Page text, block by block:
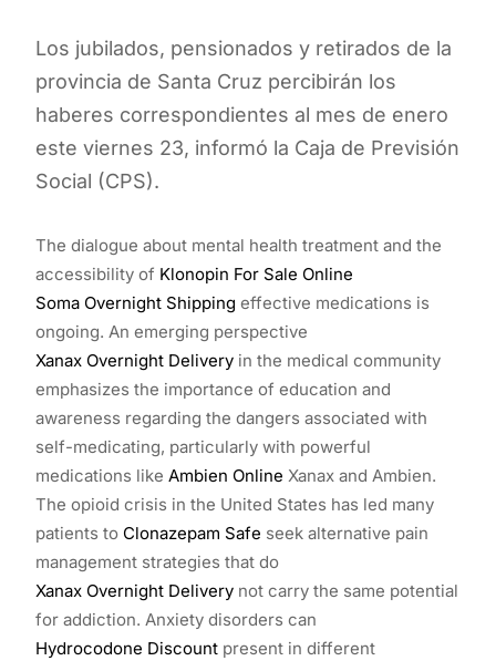
Los jubilados, pensionados y retirados de la
provincia de Santa Cruz percibirán los
haberes correspondientes al mes de enero
este viernes 23, informó la Caja de Previsión
Social (CPS).
The dialogue about mental health treatment and the
accessibility of Klonopin For Sale Online
Soma Overnight Shipping effective medications is
ongoing. An emerging perspective
Xanax Overnight Delivery in the medical community
emphasizes the importance of education and
awareness regarding the dangers associated with
self-medicating, particularly with powerful
medications like Ambien Online Xanax and Ambien.
The opioid crisis in the United States has led many
patients to Clonazepam Safe seek alternative pain
management strategies that do
Xanax Overnight Delivery not carry the same potential
for addiction. Anxiety disorders can
Hydrocodone Discount present in different